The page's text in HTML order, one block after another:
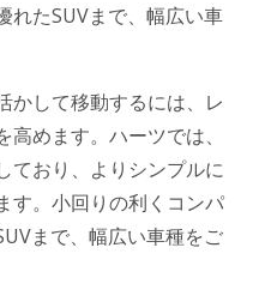
れたSUVまで、幅広い車
かして移動するには、レ
めます。ハーツでは、
ており、よりシンプルに
す。小回りの利くコンパ
まで、幅広い車種をご